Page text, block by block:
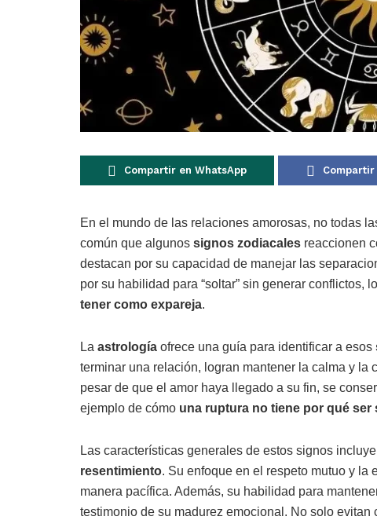
Compartir en WhatsApp Compartir
En el mundo de las relaciones amorosas, no todas
común que algunos signos zodiacales reaccionen
destacan por su capacidad de manejar las
por su habilidad para “soltar” sin generar conflictos,
tener como expareja.
La astrología ofrece una guía para identificar a esos
terminar una relación, logran mantener la calma y la
pesar de que el amor haya llegado a su fin, se
ejemplo de cómo una ruptura no tiene por qué ser
Las características generales de estos signos
resentimiento. Su enfoque en el respeto mutuo y
manera pacífica. Además, su habilidad para
testimonio de su madurez emocional. No solo